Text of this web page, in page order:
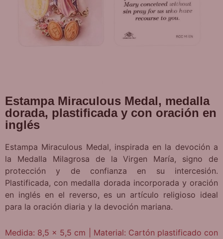
Estampa Miraculous Medal, medalla
dorada, plastificada y con oración en
inglés
Estampa Miraculous Medal, inspirada en la devoción a
la Medalla Milagrosa de la Virgen María, signo de
protección y de confianza en su intercesión.
Plastificada, con medalla dorada incorporada y oración
en inglés en el reverso, es un artículo religioso ideal
para la oración diaria y la devoción mariana.
Medida: 8,5 x 5,5 cm | Material: Cartón plastificado con